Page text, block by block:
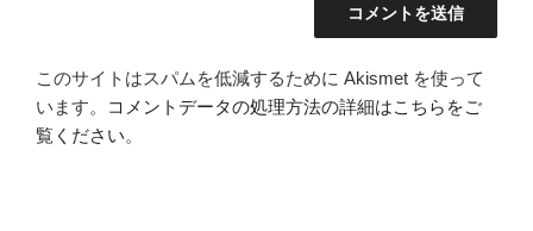
このサイトはスパムを低減するために Akismet を使って
います。
コメントデータの処理方法の詳細はこちらをご
覧ください。